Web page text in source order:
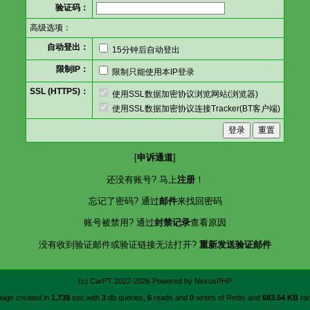
验证码：
高级选项：
自动登出：
15分钟后自动登出
限制IP：
限制只能使用本IP登录
SSL (HTTPS)：
使用SSL数据加密协议浏览网站(浏览器)
使用SSL数据加密协议连接Tracker(BT客户端)
[申诉通道]
还没有账号? 马上注册！
忘记了密码? 通过邮件来找回密码
账号被禁用? 通过封禁记录查看原因
没有收到验证邮件或验证链接无法打开? 重新发送验证邮件
(c) CarPT 2022-2026 Powered by NexusPHP
created in 1.739 sec with 3db queries, 6reads and 0writes of Redis and 683.54 KB